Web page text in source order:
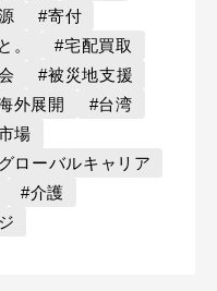
#寄付
。
#宅配買取
#被災地支援
外展開
#台湾
場
ローバルキャリア
#介護